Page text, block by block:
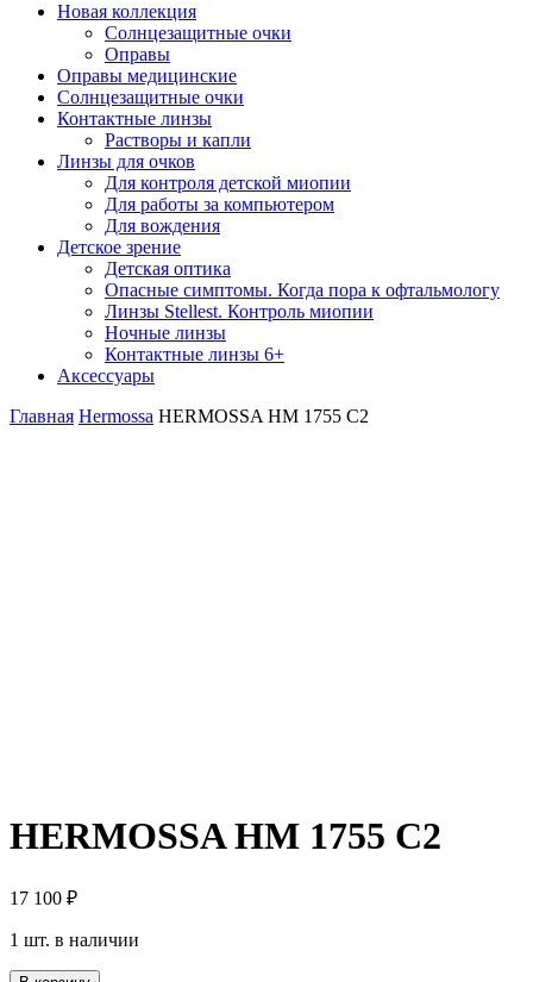
Новая коллекция
Солнцезащитные очки
Оправы
Оправы медицинские
Солнцезащитные очки
Контактные линзы
Растворы и капли
Линзы для очков
Для контроля детской миопии
Для работы за компьютером
Для вождения
Детское зрение
Детская оптика
Опасные симптомы. Когда пора к офтальмологу
Линзы Stellest. Контроль миопии
Ночные линзы
Контактные линзы 6+
Аксессуары
Главная Hermossa HERMOSSA HM 1755 C2
HERMOSSA HM 1755 C2
17 100 ₽
1 шт. в наличии